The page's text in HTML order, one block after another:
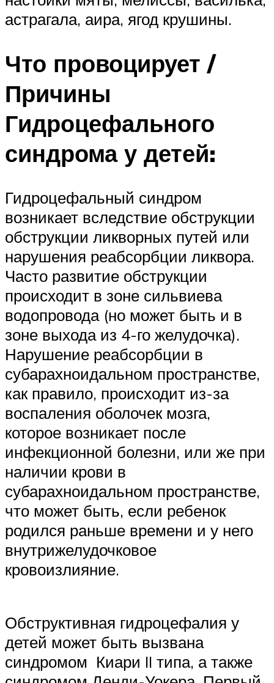
астрагала, аира, ягод крушины.
Что провоцирует /
Причины
Гидроцефального
синдрома у детей:
Гидроцефальный синдром
возникает вследствие обструкции
обструкции ликворных путей или
нарушения реабсорбции ликвора.
Часто развитие обструкции
происходит в зоне сильвиева
водопровода (но может быть и в
зоне выхода из 4-го желудочка).
Нарушение реабсорбции в
субарахноидальном пространстве,
как правило, происходит из-за
воспаления оболочек мозга,
которое возникает после
инфекционной болезни, или же при
наличии крови в
субарахноидальном пространстве,
что может быть, если ребенок
родился раньше времени и у него
внутрижелудочковое
кровоизлияние.
Обструктивная гидроцефалия у
детей может быть вызвана
синдромом Киари II типа, а также